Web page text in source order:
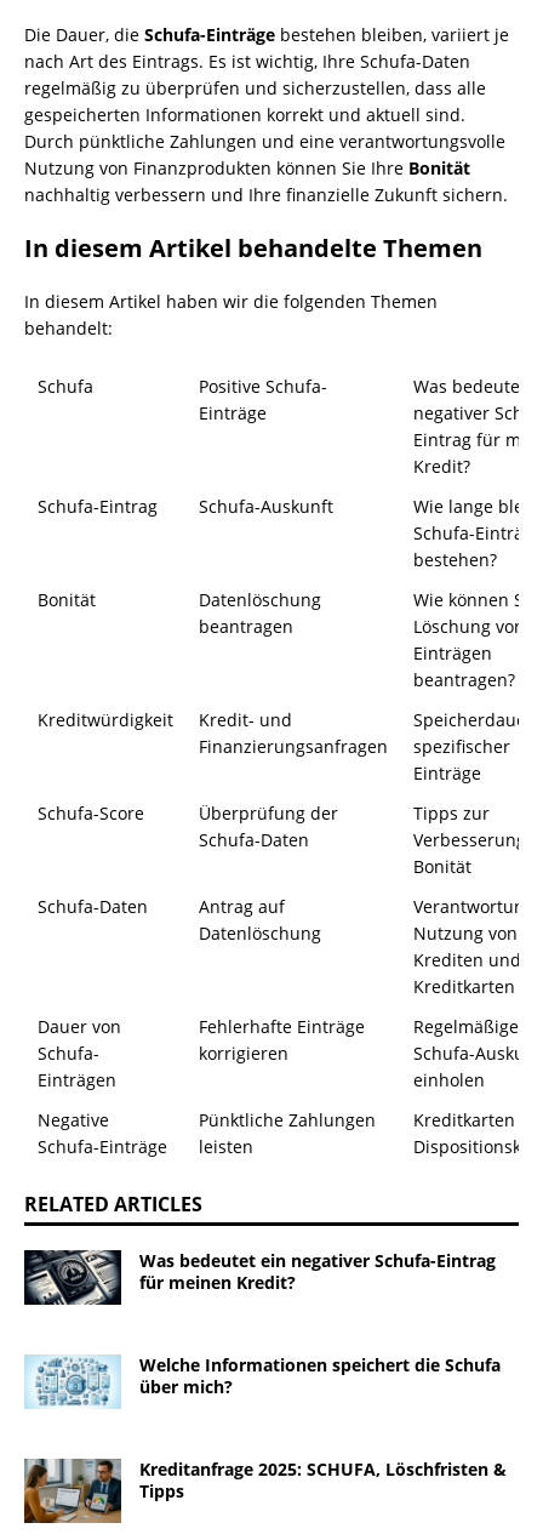
Die Dauer, die Schufa-Einträge bestehen bleiben, variiert je
nach Art des Eintrags. Es ist wichtig, Ihre Schufa-Daten
regelmäßig zu überprüfen und sicherzustellen, dass alle
gespeicherten Informationen korrekt und aktuell sind.
Durch pünktliche Zahlungen und eine verantwortungsvolle
Nutzung von Finanzprodukten können Sie Ihre Bonität
nachhaltig verbessern und Ihre finanzielle Zukunft sichern.
In diesem Artikel behandelte Themen
In diesem Artikel haben wir die folgenden Themen
behandelt:
Schufa
Positive Schufa-
Einträge
Was bedeutet
negativer
Eintrag für
Kredit?
Schufa-Eintrag
Schufa-Auskunft
Wie lange
Schufa-Einträge
bestehen?
Bonität
Datenlöschung
beantragen
Wie können
Löschung von
Einträgen
beantragen?
Kreditwürdigkeit
Kredit- und
Finanzierungsanfragen
Speicherdauer
spezifischer
Einträge
Schufa-Score
Überprüfung der
Schufa-Daten
Tipps zur
Verbesserung
Bonität
Schufa-Daten
Antrag auf
Datenlöschung
Nutzung von
Krediten und
Kreditkarten
Dauer von
Schufa-
Einträgen
Fehlerhafte Einträge
korrigieren
Regelmäßige
Schufa-
einholen
Negative
Schufa-Einträge
Pünktliche Zahlungen
leisten
Kreditkarten
RELATED ARTICLES
Was bedeutet ein negativer Schufa-Eintrag
für meinen Kredit?
Welche Informationen speichert die Schufa
über mich?
Kreditanfrage 2025: SCHUFA, Löschfristen &
Tipps